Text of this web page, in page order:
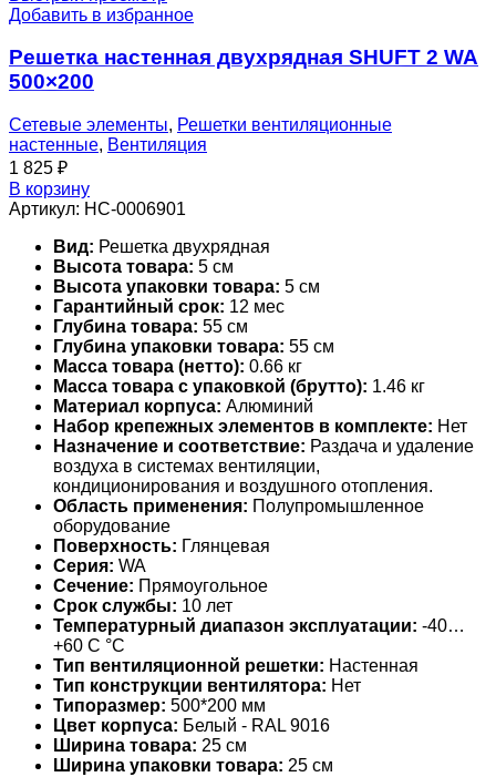
Добавить в избранное
Решетка настенная двухрядная SHUFT 2 WA
500×200
Сетевые элементы, Решетки вентиляционные
настенные, Вентиляция
1 825 ₽
В корзину
Артикул: НС-0006901
Вид: Решетка двухрядная
Высота товара: 5 см
Высота упаковки товара: 5 см
Гарантийный срок: 12 мес
Глубина товара: 55 см
Глубина упаковки товара: 55 см
Масса товара (нетто): 0.66 кг
Масса товара с упаковкой (брутто): 1.46 кг
Материал корпуса: Алюминий
Набор крепежных элементов в комплекте: Нет
Назначение и соответствие: Раздача и удаление
воздуха в системах вентиляции,
кондиционирования и воздушного отопления.
Область применения: Полупромышленное
оборудование
Поверхность: Глянцевая
Серия: WA
Сечение: Прямоугольное
Срок службы: 10 лет
Температурный диапазон эксплуатации: -40…
+60 С °С
Тип вентиляционной решетки: Настенная
Тип конструкции вентилятора: Нет
Типоразмер: 500*200 мм
Цвет корпуса: Белый - RAL 9016
Ширина товара: 25 см
Ширина упаковки товара: 25 см